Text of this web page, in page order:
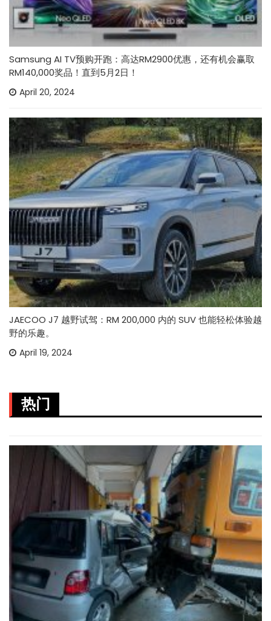
Samsung AI TV预购开跑：高达RM2900优惠，还有机会赢取
RM140,000奖品！直到5月2日！
April 20, 2024
JAECOO J7 越野试驾：RM 200,000 内的 SUV 也能轻松体验越
野的乐趣。
April 19, 2024
热门